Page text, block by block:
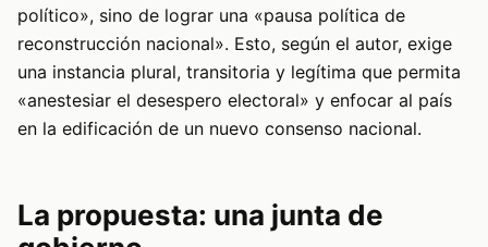
político», sino de lograr una «pausa política de
reconstrucción nacional». Esto, según el autor, exige
una instancia plural, transitoria y legítima que permita
«anestesiar el desespero electoral» y enfocar al país
en la edificación de un nuevo consenso nacional.
La propuesta: una junta de